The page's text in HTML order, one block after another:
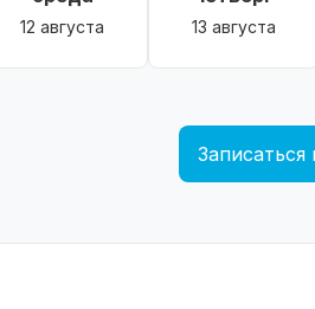
12 августа 13 августа